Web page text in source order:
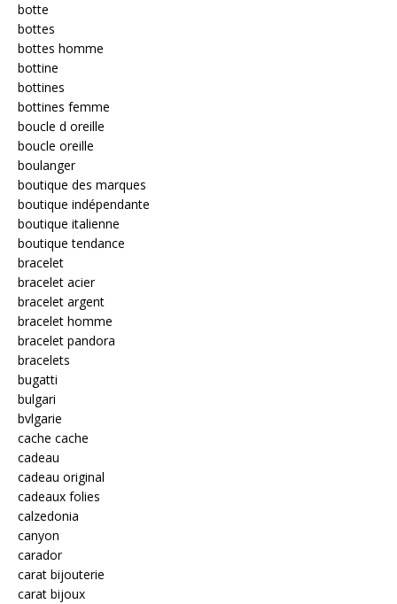
botte
bottes
bottes homme
bottine
bottines
bottines femme
boucle d oreille
boucle oreille
boulanger
boutique des marques
boutique indépendante
boutique italienne
boutique tendance
bracelet
bracelet acier
bracelet argent
bracelet homme
bracelet pandora
bracelets
bugatti
bulgari
bvlgarie
cache cache
cadeau
cadeau original
cadeaux folies
calzedonia
canyon
carador
carat bijouterie
carat bijoux